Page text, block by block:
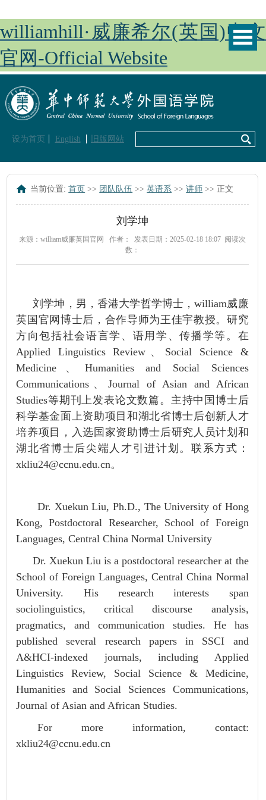
williamhill·威廉希尔(英国)中文
官网-Official Website
设为首页 English 旧版网站
当前位置:首页 >> 团队队伍 >>英语系 >>讲师 >> 正文
刘学坤
来源：william威廉英国官网 作者： 发表日期：2025-02-18 18:07 阅读次
数：
刘学坤，男，香港大学哲学博士，william威廉
英国官网博士后，合作导师为王佳宇教授。研究
方向包括社会语言学、语用学、传播学等。在
Applied Linguistics Review、Social Science &
Medicine、Humanities and Social Sciences
Communications、Journal of Asian and African
Studies等期刊上发表论文数篇。主持中国博士后
科学基金面上资助项目和湖北省博士后创新人才
培养项目，入选国家资助博士后研究人员计划和
湖北省博士后尖端人才引进计划。联系方式：
xkliu24@ccnu.edu.cn。
Dr. Xuekun Liu, Ph.D., The University of Hong
Kong, Postdoctoral Researcher, School of Foreign
Languages, Central China Normal University
Dr. Xuekun Liu is a postdoctoral researcher at the
School of Foreign Languages, Central China Normal
University. His research interests span
sociolinguistics, critical discourse analysis,
pragmatics, and communication studies. He has
published several research papers in SSCI and
A&HCI-indexed journals, including Applied
Linguistics Review, Social Science & Medicine,
Humanities and Social Sciences Communications,
Journal of Asian and African Studies.
For more information, contact:
xkliu24@ccnu.edu.cn